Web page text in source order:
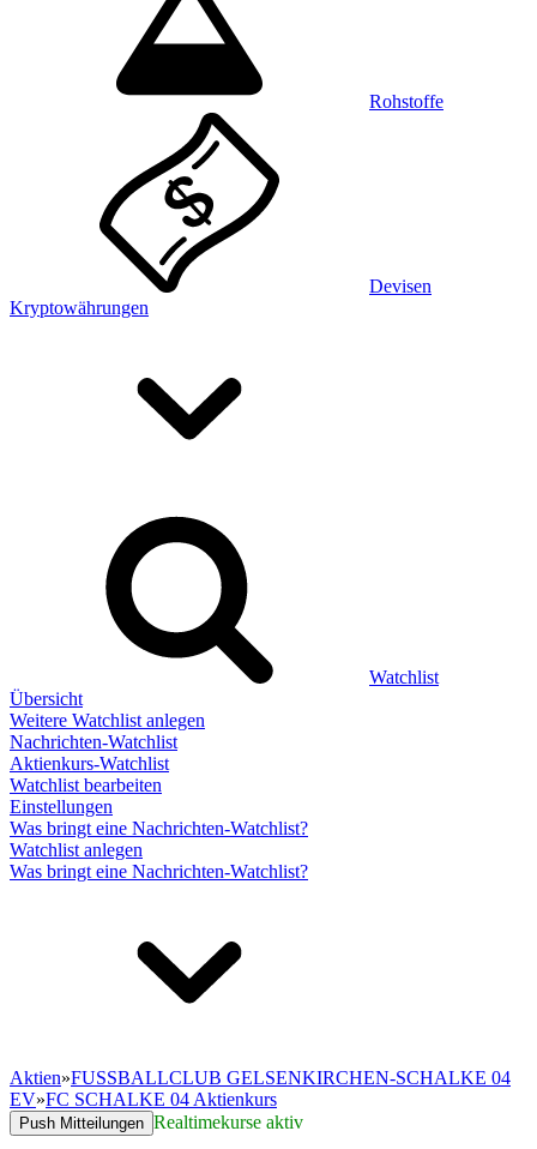
Rohstoffe
Devisen
Kryptowährungen
Watchlist
Übersicht
Weitere Watchlist anlegen
Nachrichten-Watchlist
Aktienkurs-Watchlist
Watchlist bearbeiten
Einstellungen
Was bringt eine Nachrichten-Watchlist?
Watchlist anlegen
Was bringt eine Nachrichten-Watchlist?
Aktien»FUSSBALLCLUB GELSENKIRCHEN-SCHALKE 04
EV»FC SCHALKE 04 Aktienkurs
Push Mitteilungen Realtimekurse aktiv